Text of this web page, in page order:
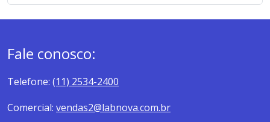
Fale conosco:
Telefone: (11) 2534-2400
Comercial: vendas2@labnova.com.br